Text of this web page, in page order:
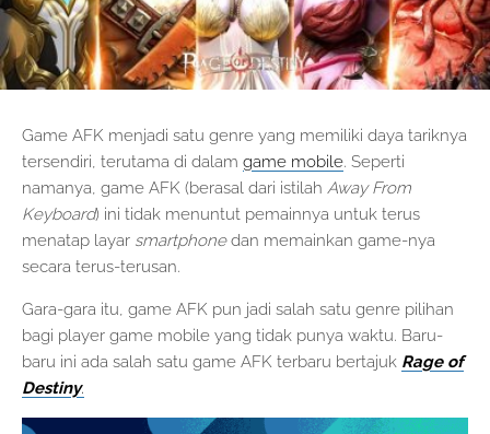
Game AFK menjadi satu genre yang memiliki daya tariknya
tersendiri, terutama di dalam game mobile. Seperti
namanya, game AFK (berasal dari istilah Away From
Keyboard) ini tidak menuntut pemainnya untuk terus
menatap layar smartphonedan memainkan game-nya
secara terus-terusan.
Gara-gara itu, game AFK pun jadi salah satu genre pilihan
bagi player game mobile yang tidak punya waktu. Baru-
baru ini ada salah satu game AFK terbaru bertajuk Rage of
Destiny.